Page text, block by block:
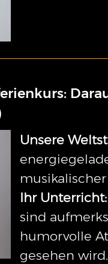
Unsere
musikalischer
Ihr Unterricht:
sind
humorvolle
gesehen wird.